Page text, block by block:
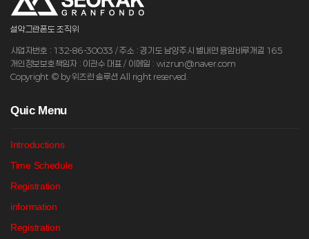
설악그란폰도 조직위
사업자번호 : 132-86-30033 / 주소 : 경기도 남양주시 별내면 용암비루개길 165
개인정보보호책임자 : 이관수 대표 / 이메일 : wizrun@naver.com
Copyright © by 위즈런 솔루션 All right reserved.
Quic Menu
Introductions
Time Schedule
Registration
information
Registration